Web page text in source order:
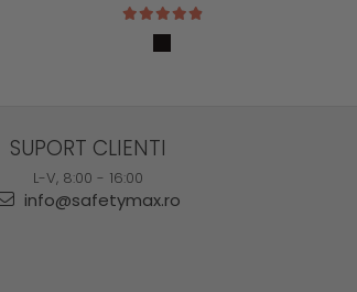
SUPORT CLIENTI
L-V, 8:00 - 16:00
info@safetymax.ro